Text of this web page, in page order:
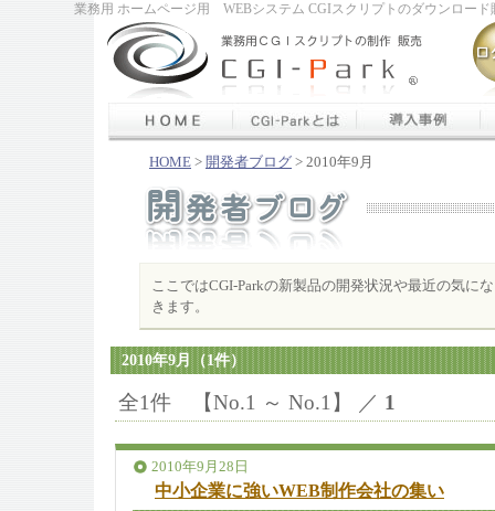
業務用 ホームページ用 WEBシステム CGIスクリプトのダウンロー
HOME > 開発者ブログ > 2010年9月
ここではCGI-Parkの新製品の開発状況や最近の気に
きます。
2010年9月（1件）
全1件 【No.1 ～ No.1】 ／ 1
2010年9月28日
中小企業に強いWEB制作会社の集い